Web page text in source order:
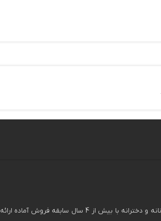
لگ پوش فروشگاه اینترنتی انواع لگ های زنانه و دخترانه با بیش از 4 سال سابقه فروش آماده ارائه